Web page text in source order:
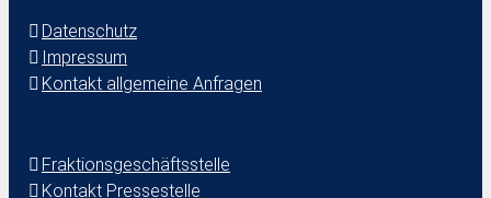
Datenschutz
Impressum
Kontakt allgemeine Anfragen
Fraktionsgeschäftsstelle
Kontakt Pressestelle